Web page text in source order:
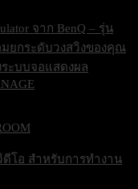
จาก BenQ – รุ่น
มยกระดับวงสวิงของคุณ
ระบบจอแสดงผล
ดีโอ สำหรับการทำงาน